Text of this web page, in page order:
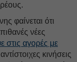
φαίνεται ότι
νέες
στις αγορές με
κινήσεις